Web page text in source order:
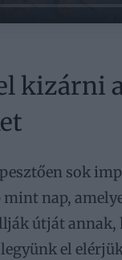
kizárni
sok
nap,
útját annak,
el